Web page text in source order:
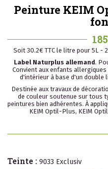
Peinture KEIM
Soit 30.2€ TTC le litre pour 5L -
Label Naturplus allemand.
Convient aux enfants
d'intérieur à base d'un
Destinée aux travaux de
de couleur soutenue sur tous
peintures bien adhérentes. À
KEIM Optil-Plus, KEIM
Teinte : 9033 Exclusiv